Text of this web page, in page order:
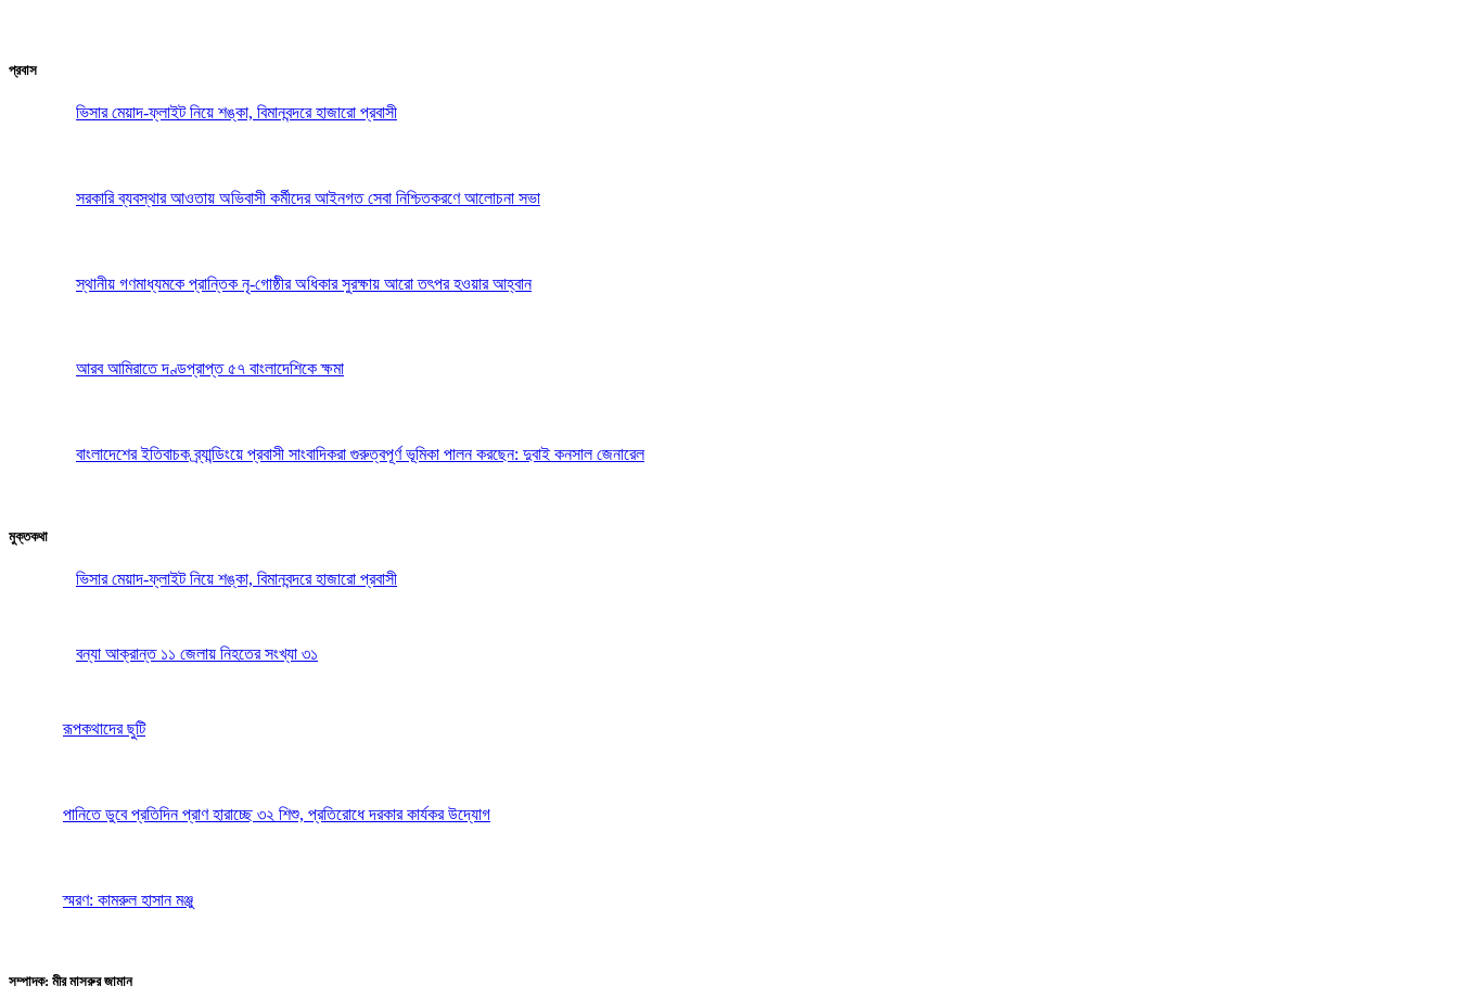
প্রবাস
ভিসার মেয়াদ-ফ্লাইট নিয়ে শঙ্কা, বিমানবন্দরে হাজারো প্রবাসী
সরকারি ব্যবস্থার আওতায় অভিবাসী কর্মীদের আইনগত সেবা নিশ্চিতকরণে আলোচনা সভা
স্থানীয় গণমাধ্যমকে প্রান্তিক নৃ-গোষ্ঠীর অধিকার সুরক্ষায় আরো তৎপর হওয়ার আহ্বান
আরব আমিরাতে দণ্ডপ্রাপ্ত ৫৭ বাংলাদেশিকে ক্ষমা
বাংলাদেশের ইতিবাচক ব্র্যান্ডিংয়ে প্রবাসী সাংবাদিকরা গুরুত্বপূর্ণ ভূমিকা পালন করছেন: দুবাই কনসাল জেনারেল
মুক্তকথা
ভিসার মেয়াদ-ফ্লাইট নিয়ে শঙ্কা, বিমানবন্দরে হাজারো প্রবাসী
বন্যা আক্রান্ত ১১ জেলায় নিহতের সংখ্যা ৩১
রূপকথাদের ছুটি
পানিতে ডুবে প্রতিদিন প্রাণ হারাচ্ছে ৩২ শিশু, প্রতিরোধে দরকার কার্যকর উদ্যোগ
স্মরণ: কামরুল হাসান মঞ্জু
সম্পাদক: মীর মাসরুর জামান